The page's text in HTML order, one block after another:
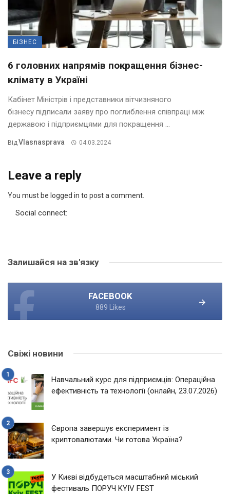
БІЗНЕС
6 головних напрямів покращення бізнес-
клімату в Україні
Кабінет Міністрів і представники вітчизняного
бізнесу підписали заяву про поглиблення співпраці між
державою і підприємцями для покращення ...
ВідVlasnasprava 04.03.2024
Leave a reply
You must be logged in to post a comment.
Social connect:
Залишайся на зв'язку
FACEBOOK
889 Likes
Свіжі новини
Навчальний курс для підприємців: Операційна
ефективність та технології (онлайн, 23.07.2026)
Європа завершує експеримент із
криптовалютами. Чи готова Україна?
У Києві відбудеться масштабний міський
фестиваль ПОРУЧ KYIV FEST